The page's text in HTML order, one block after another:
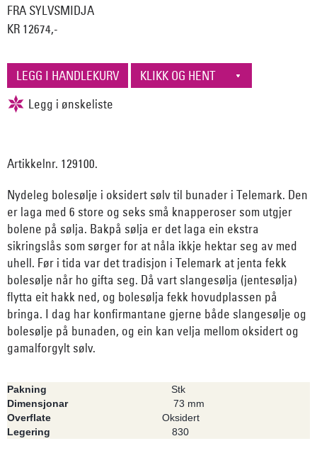
FRA SYLVSMIDJA
KR 12674,-
Artikkelnr. 129100.
Nydeleg bolesølje i oksidert sølv til bunader i Telemark. Den
er laga med 6 store og seks små knapperoser som utgjer
bolene på sølja. Bakpå sølja er det laga ein ekstra
sikringslås som sørger for at nåla ikkje hektar seg av med
uhell. Før i tida var det tradisjon i Telemark at jenta fekk
bolesølje når ho gifta seg. Då vart slangesølja (jentesølja)
flytta eit hakk ned, og bolesølja fekk hovudplassen på
bringa. I dag har konfirmantane gjerne både slangesølje og
bolesølje på bunaden, og ein kan velja mellom oksidert og
gamalforgylt sølv.
Pakning
Stk
Dimensjonar
73 mm
Overflate
Oksidert
Legering
830